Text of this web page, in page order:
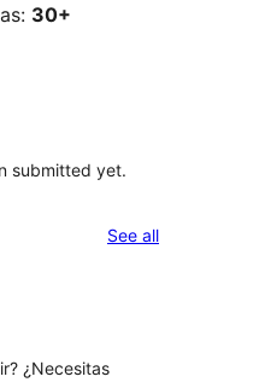
30+
submitted yet.
See allreviews
¿Necesitas